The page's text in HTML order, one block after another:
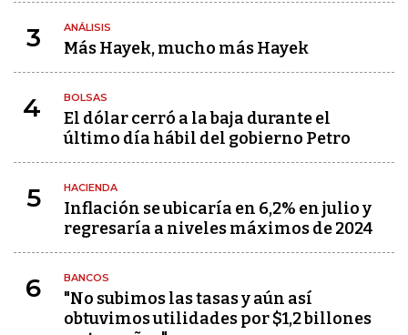
3 ANÁLISIS
Más Hayek, mucho más Hayek
4 BOLSAS
El dólar cerró a la baja durante el
último día hábil del gobierno Petro
5 HACIENDA
Inflación se ubicaría en 6,2% en julio y
regresaría a niveles máximos de 2024
6 BANCOS
"No subimos las tasas y aún así
obtuvimos utilidades por $1,2 billones